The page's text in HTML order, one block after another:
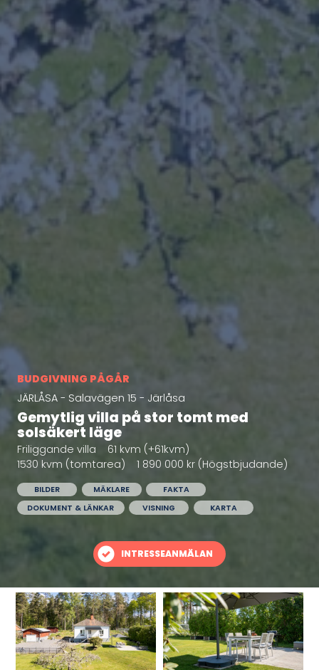
BUDGIVNING PÅGÅR
JÄRLÅSA - Salavägen 15 - Järlåsa
Gemytlig villa på stor tomt med
solsäkert läge
Friliggande villa
61 kvm (+61kvm)
1530 kvm (tomtarea)
1 890 000 kr (Högstbjudande)
BILDER MÄKLARE
FAKTA
DOKUMENT & LÄNKAR
VISNING KARTA
INTRESSEANMÄLAN